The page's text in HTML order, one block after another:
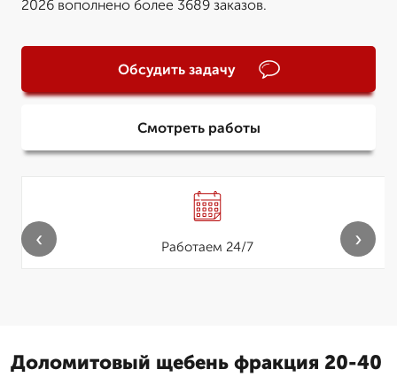
2026 вополнено более 3689 заказов.
Обсудить задачу
Смотреть работы
Работаем 24/7
‹ ›
Доломитовый щебень фракция 20-40